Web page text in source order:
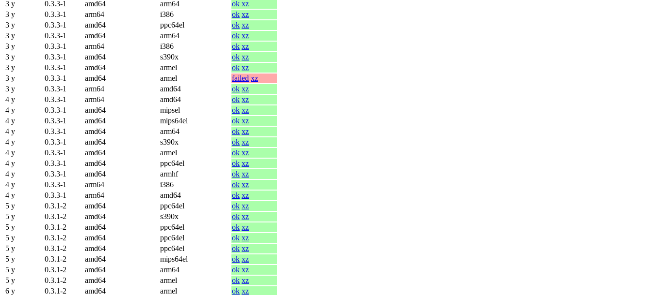
3 y
0.3.3-1 amd64 arm64 ok xz
3 y
0.3.3-1 arm64 i386 ok xz
3 y
0.3.3-1 amd64 ppc64el ok xz
3 y
0.3.3-1 amd64 arm64 ok xz
3 y
0.3.3-1 arm64 i386 ok xz
3 y
0.3.3-1 amd64 s390x ok xz
3 y
0.3.3-1 amd64 armel ok xz
3 y
0.3.3-1 amd64 armel failed xz
3 y
0.3.3-1 arm64 amd64 ok xz
4 y
0.3.3-1 arm64 amd64 ok xz
4 y
0.3.3-1 amd64 mipsel ok xz
4 y
0.3.3-1 amd64 mips64el ok xz
4 y
0.3.3-1 amd64 arm64 ok xz
4 y
0.3.3-1 amd64 s390x ok xz
4 y
0.3.3-1 amd64 armel ok xz
4 y
0.3.3-1 amd64 ppc64el ok xz
4 y
0.3.3-1 amd64 armhf ok xz
4 y
0.3.3-1 arm64 i386 ok xz
4 y
0.3.3-1 arm64 amd64 ok xz
5 y
0.3.1-2 amd64 ppc64el ok xz
5 y
0.3.1-2 amd64 s390x ok xz
5 y
0.3.1-2 amd64 ppc64el ok xz
5 y
0.3.1-2 amd64 ppc64el ok xz
5 y
0.3.1-2 amd64 ppc64el ok xz
5 y
0.3.1-2 amd64 mips64el ok xz
5 y
0.3.1-2 amd64 arm64 ok xz
5 y
0.3.1-2 amd64 armel ok xz
6 y
0.3.1-2 amd64 armel ok xz